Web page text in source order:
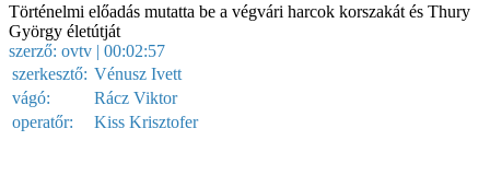
Történelmi előadás mutatta be a végvári harcok korszakát és Thury
György életútját
szerző: ovtv | 00:02:57
szerkesztő: Vénusz Ivett
vágó:
Rácz Viktor
operatőr:
Kiss Krisztofer